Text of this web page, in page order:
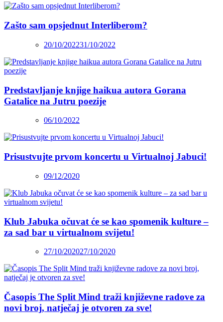
Zašto sam opsjednut Interliberom?
20/10/202231/10/2022
Predstavljanje knjige haikua autora Gorana
Gatalice na Jutru poezije
06/10/2022
Prisustvujte prvom koncertu u Virtualnoj Jabuci!
09/12/2020
Klub Jabuka očuvat će se kao spomenik kulture –
za sad bar u virtualnom svijetu!
27/10/202027/10/2020
Časopis The Split Mind traži književne radove za
novi broj, natječaj je otvoren za sve!